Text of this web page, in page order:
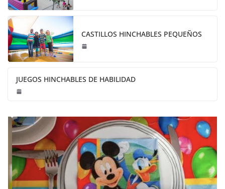
CASTILLOS HINCHABLES PEQUEÑOS
JUEGOS HINCHABLES DE HABILIDAD